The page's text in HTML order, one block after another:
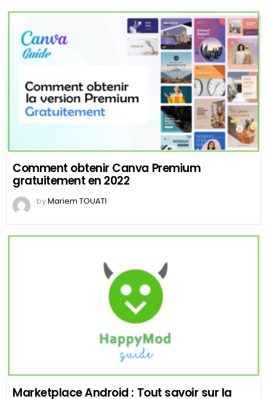
Comment obtenir Canva Premium
gratuitement en 2022
byMariem TOUATI
Marketplace Android : Tout savoir sur la